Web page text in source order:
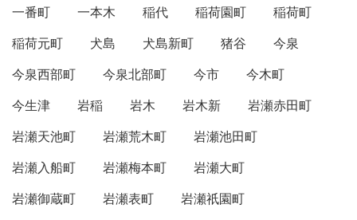
一番町
一本木 稲代 稲荷園町
稲荷町
稲荷元町
犬島 犬島新町 猪谷
今泉
今泉西部町
今泉北部町 今市
今木町
今生津
岩稲 岩木 岩木新
岩瀬赤田町
岩瀬天池町
岩瀬荒木町
岩瀬池田町
岩瀬入船町
岩瀬梅本町
岩瀬大町
岩瀬御蔵町
岩瀬表町
岩瀬祇園町